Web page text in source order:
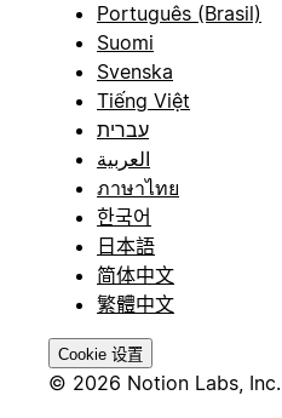
Português (Brasil)
Suomi
Svenska
Tiếng Việt
עברית
العربية
ภาษาไทย
한국어
日本語
简体中文
繁體中文
Cookie 设置
© 2026 Notion Labs, Inc.